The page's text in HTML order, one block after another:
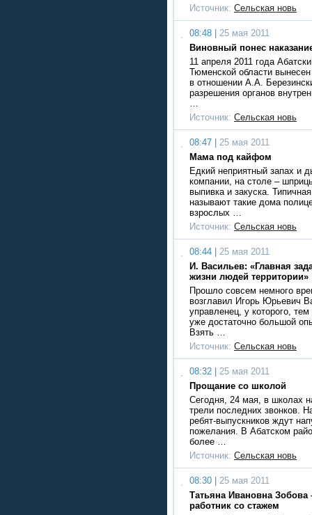
Источник: Сельская новь
08:48 |
25 мая 2011
Виновный понес
11 апреля 2011 года
Тюменской области
в отношении А.А.
разрешения органов
…
Источник: Сельская новь
08:47 |
25 мая 2011
Мама под кайфом
Едкий неприятный запах и
компании, на столе –
выпивка и закуска.
называют такие дома
взрослых …
Источник: Сельская новь
08:44 |
25 мая 2011
И. Васильев: «Главная
жизни людей территории»
Прошло совсем немного
возглавил Игорь Юрьевич
управленец, у которого,
уже достаточно большой
Взять …
Источник: Сельская новь
08:32 |
25 мая 2011
Прощание со школой
Сегодня, 24 мая, в школах
трели последних звонков.
ребят-выпускников ждут
пожелания. В Абатском
более …
Источник: Сельская новь
08:30 |
25 мая 2011
Татьяна Ивановна
работник со стажем